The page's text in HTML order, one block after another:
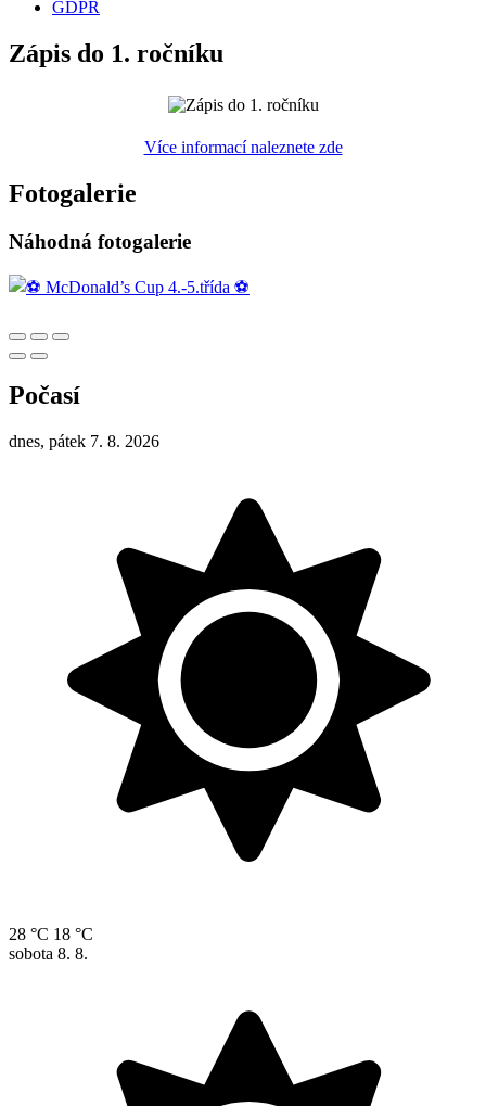
GDPR
Zápis do 1. ročníku
Více informací naleznete zde
Fotogalerie
Náhodná fotogalerie
Počasí
dnes, pátek 7. 8. 2026
28 °C 18 °C
sobota 8. 8.